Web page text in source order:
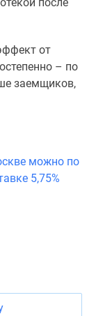
от
– по
заемщиков,
можно по
5,75%